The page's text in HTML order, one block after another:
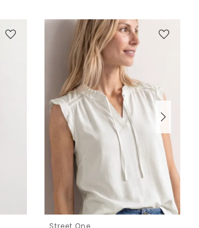
Street One